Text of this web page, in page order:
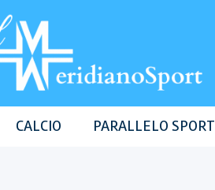
CALCIO PARALLELO SPORT